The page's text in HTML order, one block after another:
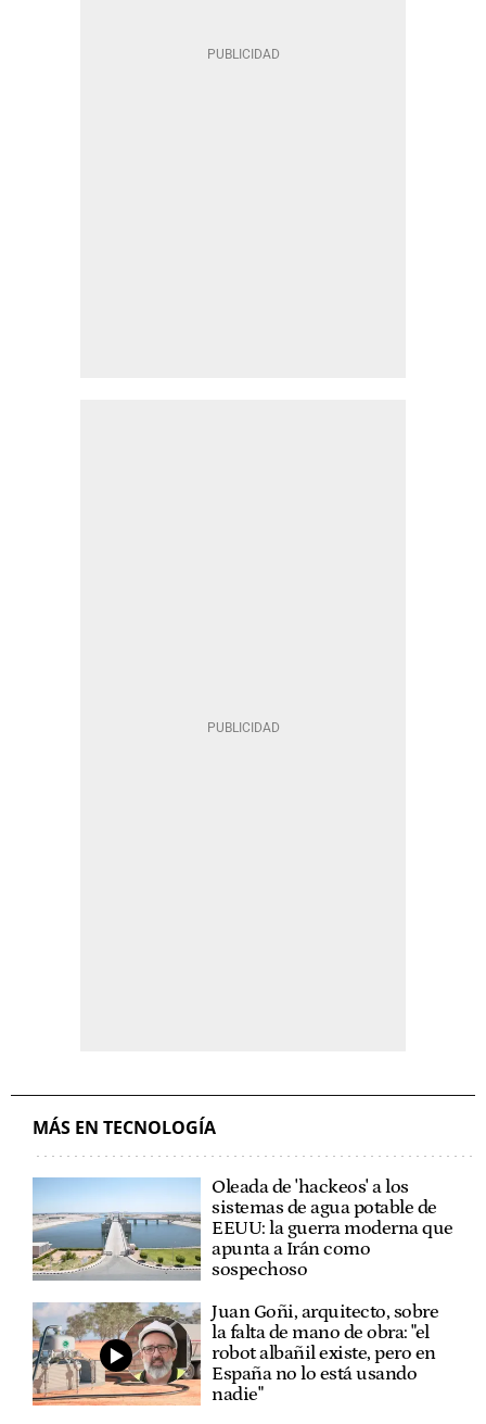
MÁS EN TECNOLOGÍA
Oleada de 'hackeos' a los
sistemas de agua potable de
EEUU: la guerra moderna que
apunta a Irán como
sospechoso
Juan Goñi, arquitecto, sobre
la falta de mano de obra: "el
robot albañil existe, pero en
España no lo está usando
nadie"